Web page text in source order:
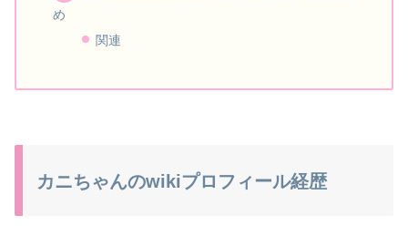
め
関連
カニちゃんのwikiプロフィール経歴